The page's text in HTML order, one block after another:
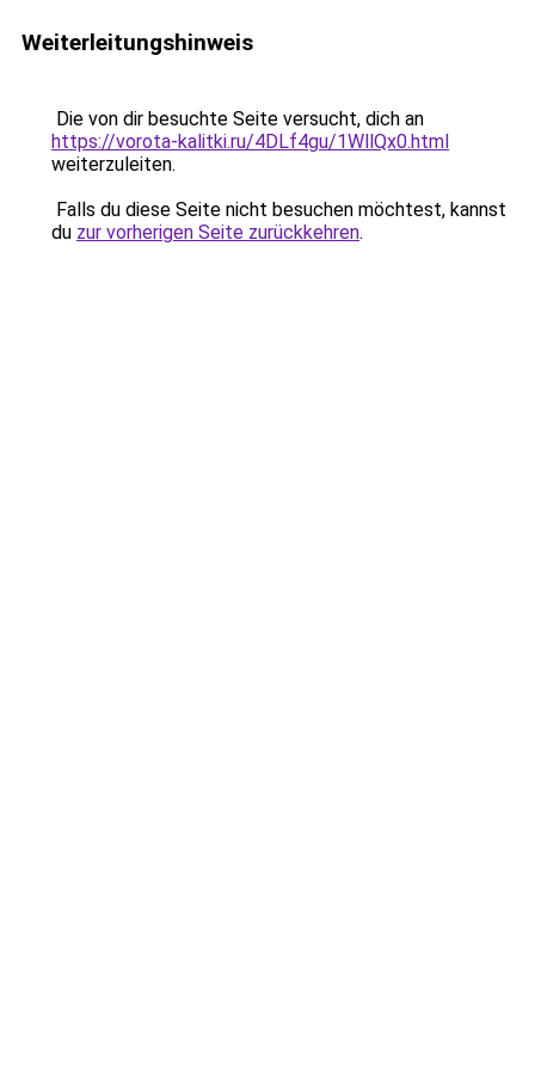
Weiterleitungshinweis
Die von dir besuchte Seite versucht, dich an
https://vorota-kalitki.ru/4DLf4gu/1WllQx0.html
weiterzuleiten.
Falls du diese Seite nicht besuchen möchtest, kannst
du zur vorherigen Seite zurückkehren.